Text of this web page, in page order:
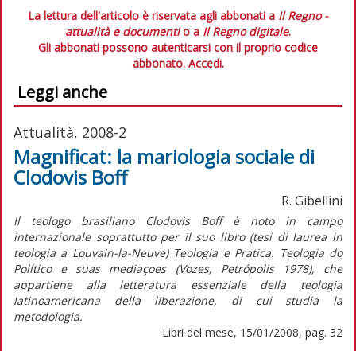
La lettura dell'articolo è riservata agli abbonati a Il Regno -
attualità e documentio a Il Regno digitale.
Gli abbonati possono autenticarsi con il proprio codice
abbonato. Accedi.
Leggi anche
Attualità, 2008-2
Magnificat: la mariologia sociale di
Clodovis Boff
R. Gibellini
Il teologo brasiliano Clodovis Boff è noto in campo
internazionale soprattutto per il suo libro (tesi di laurea in
teologia a Louvain-la-Neuve) Teologia e Pratica. Teologia do
Político e suas mediaçoes (Vozes, Petrópolis 1978), che
appartiene alla letteratura essenziale della teologia
latinoamericana della liberazione, di cui studia la
metodologia.
Libri del mese, 15/01/2008, pag. 32